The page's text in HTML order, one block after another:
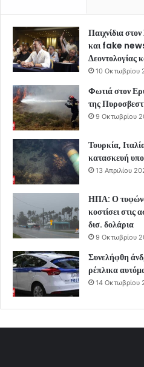
Παιχνίδια
και fake
Δεοντολογίας
10 Οκτωβρίου
Φωτιά στον
της
9 Οκτωβρίου
Τουρκία,
κατασκευή
13 Απριλίου
ΗΠΑ: Ο
κοστίσει στις
δισ. δολάρια
9 Οκτωβρίου
Συνελήφθη
ρέπλικα
14 Οκτωβρίου